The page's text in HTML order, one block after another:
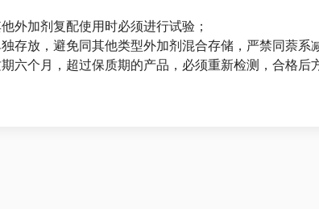
外加剂复配使用时必须进行试验；
存放，避免同其他类型外加剂混合存储，严禁同萘系
六个月，超过保质期的产品，必须重新检测，合格后